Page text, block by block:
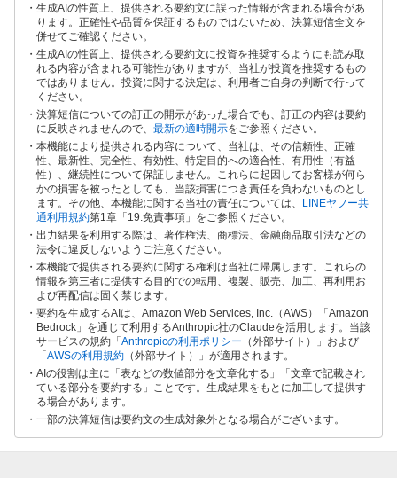
生成AIの性質上、提供される要約文に誤った情報が含まれる場合があ
ります。正確性や品質を保証するものではないため、決算短信全文を
併せてご確認ください。
生成AIの性質上、提供される要約文に投資を推奨するようにも読み取
れる内容が含まれる可能性がありますが、当社が投資を推奨するもの
ではありません。投資に関する決定は、利用者ご自身の判断で行って
ください。
決算短信についての訂正の開示があった場合でも、訂正の内容は要約
に反映されませんので、 最新の適時開示をご参照ください。
本機能により提供される内容について、当社は、その信頼性、正確
性、最新性、完全性、有効性、特定目的への適合性、有用性（有益
性）、継続性について保証しません。これらに起因してお客様が何ら
かの損害を被ったとしても、当該損害につき責任を負わないものとし
ます。その他、本機能に関する当社の責任については、 LINEヤフー共
通利用規約第1章「19.免責事項」をご参照ください。
出力結果を利用する際は、著作権法、商標法、金融商品取引法などの
法令に違反しないようご注意ください。
本機能で提供される要約に関する権利は当社に帰属します。これらの
情報を第三者に提供する目的での転用、複製、販売、加工、再利用お
よび再配信は固く禁じます。
要約を生成するAIは、Amazon Web Services, Inc.（AWS）「Amazon
Bedrock」を通じて利用するAnthropic社のClaudeを活用します。当該
サービスの規約「Anthropicの利用ポリシー （外部サイト）」および
「AWSの利用規約 （外部サイト）」が適用されます。
AIの役割は主に「表などの数値部分を文章化する」「文章で記載され
ている部分を要約する」ことです。生成結果をもとに加工して提供す
る場合があります。
一部の決算短信は要約文の生成対象外となる場合がございます。